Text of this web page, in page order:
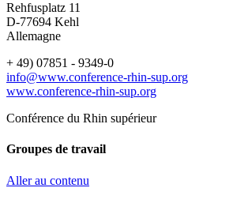
Rehfusplatz 11
D-77694 Kehl
Allemagne
+ 49) 07851 - 9349-0
info@www.conference-rhin-sup.org
www.conference-rhin-sup.org
Conférence du Rhin supérieur
Groupes de travail
Aller au contenu